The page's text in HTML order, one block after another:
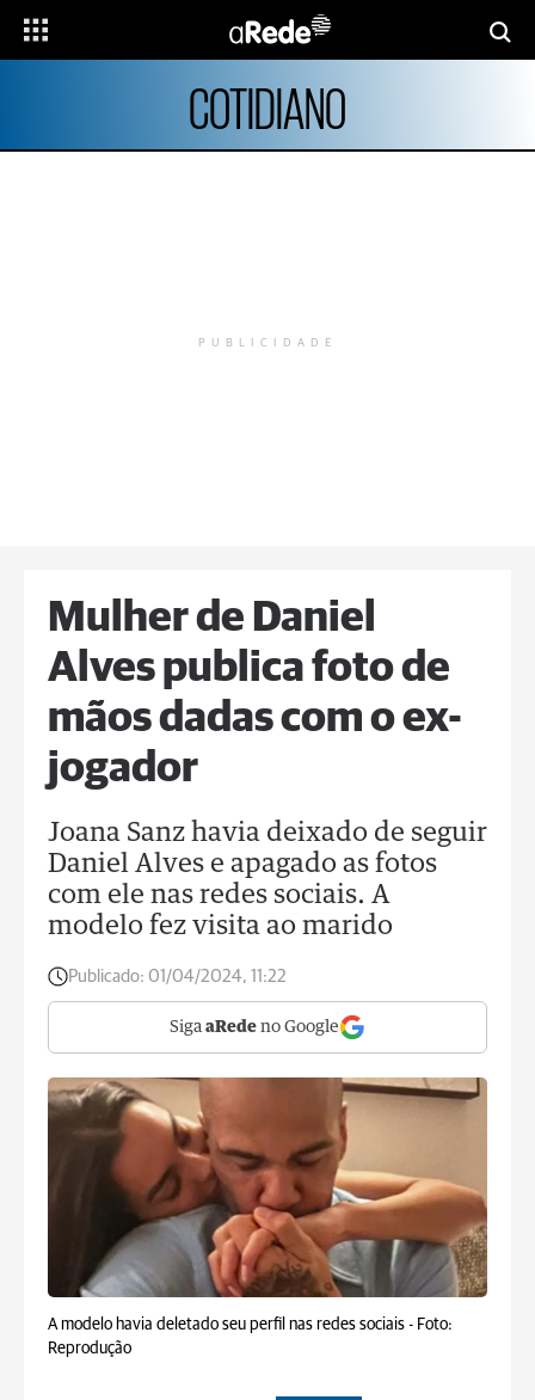
COTIDIANO
PUBLICIDADE
Mulher de Daniel
Alves publica foto de
mãos dadas com o ex-
jogador
Joana Sanz havia deixado de seguir
Daniel Alves e apagado as fotos
com ele nas redes sociais. A
modelo fez visita ao marido
Publicado: 01/04/2024, 11:22
Siga aRede no Google
A modelo havia deletado seu perfil nas redes sociais - Foto:
Reprodução